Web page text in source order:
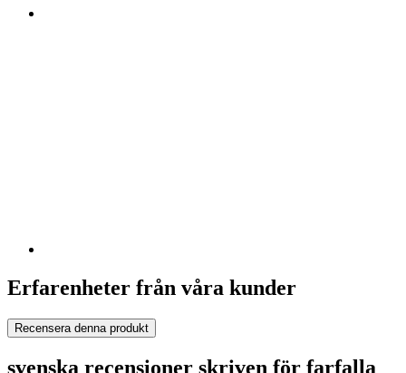
Erfarenheter från våra kunder
Recensera denna produkt
svenska recensioner skriven för farfalla